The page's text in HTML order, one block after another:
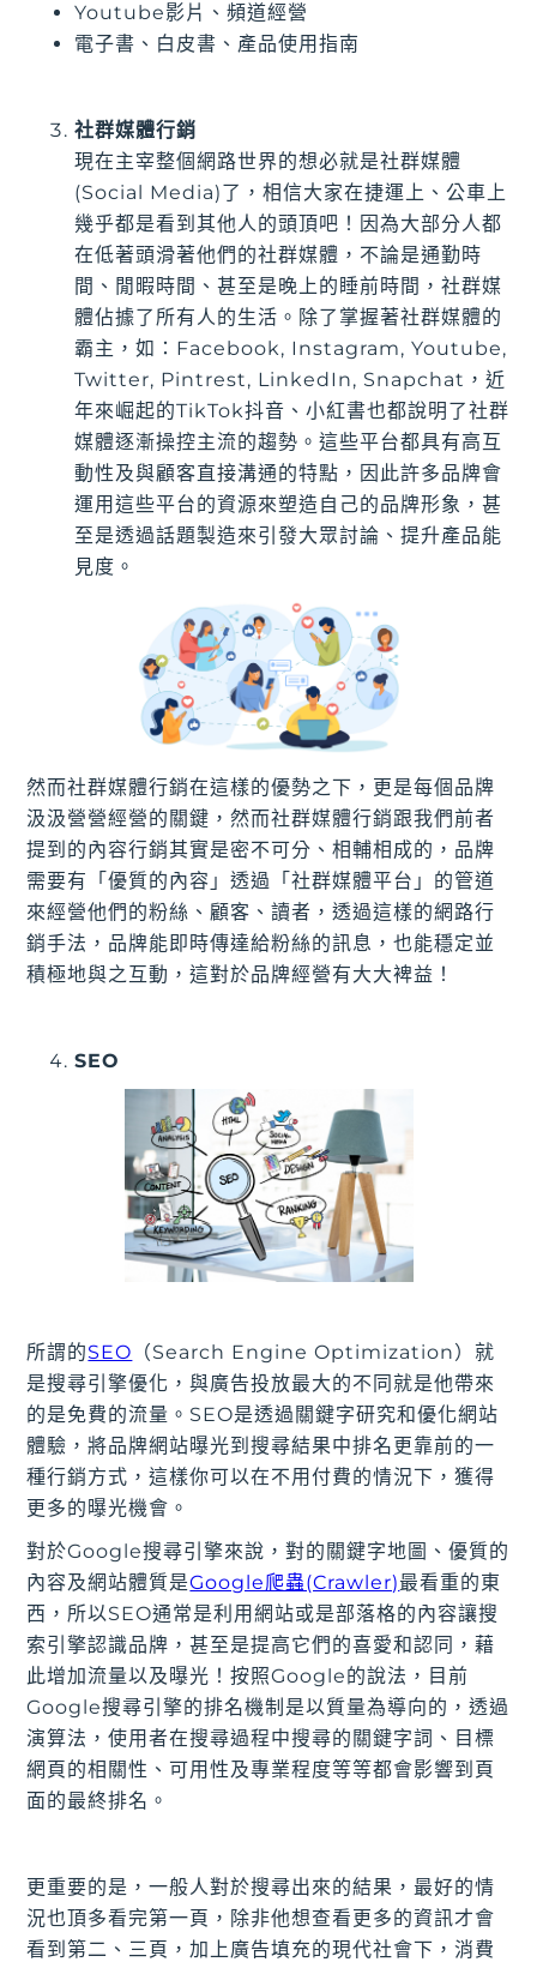
Youtube影片、頻道經營
電子書、白皮書、產品使用指南
社群媒體行銷
現在主宰整個網路世界的想必就是社群媒體
(Social Media)了，相信大家在捷運上、公車上
幾乎都是看到其他人的頭頂吧！因為大部分人都
在低著頭滑著他們的社群媒體，不論是通勤時
間、閒暇時間、甚至是晚上的睡前時間，社群媒
體佔據了所有人的生活。除了掌握著社群媒體的
霸主，如：Facebook, Instagram, Youtube,
Twitter, Pintrest, LinkedIn, Snapchat，近
年來崛起的TikTok抖音、小紅書也都說明了社群
媒體逐漸操控主流的趨勢。這些平台都具有高互
動性及與顧客直接溝通的特點，因此許多品牌會
運用這些平台的資源來塑造自己的品牌形象，甚
至是透過話題製造來引發大眾討論、提升產品能
見度。
然而社群媒體行銷在這樣的優勢之下，更是每個品牌
汲汲營營經營的關鍵，然而社群媒體行銷跟我們前者
提到的內容行銷其實是密不可分、相輔相成的，品牌
需要有「優質的內容」透過「社群媒體平台」的管道
來經營他們的粉絲、顧客、讀者，透過這樣的網路行
銷手法，品牌能即時傳達給粉絲的訊息，也能穩定並
積極地與之互動，這對於品牌經營有大大裨益！
SEO
所謂的SEO （Search Engine Optimization）就
是搜尋引擎優化，與廣告投放最大的不同就是他帶來
的是免費的流量。SEO是透過關鍵字研究和優化網站
體驗，將品牌網站曝光到搜尋結果中排名更靠前的一
種行銷方式，這樣你可以在不用付費的情況下，獲得
更多的曝光機會。
對於Google搜尋引擎來說，對的關鍵字地圖、優質的
內容及網站體質是Google爬蟲(Crawler)最看重的東
西，所以SEO通常是利用網站或是部落格的內容讓搜
索引擎認識品牌，甚至是提高它們的喜愛和認同，藉
此增加流量以及曝光！按照Google的說法，目前
Google搜尋引擎的排名機制是以質量為導向的，透過
演算法，使用者在搜尋過程中搜尋的關鍵字詞、目標
網頁的相關性、可用性及專業程度等等都會影響到頁
面的最終排名。
更重要的是，一般人對於搜尋出來的結果，最好的情
況也頂多看完第一頁，除非他想查看更多的資訊才會
看到第二、三頁，加上廣告填充的現代社會下，消費